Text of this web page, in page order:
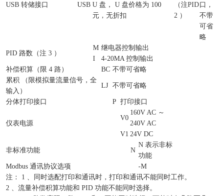
USB 转储接口 USB U 盘， U 盘价格为 100
元，无折扣
（注
2 ）
PID 口，
不带
可省
略
PID 路数（注 3 ）
M 继电器控制输出
I
4-20MA 控制输出
补偿积算（限 4 路）
BC 不带可省略
累积 （限模拟量流量信号，全
输入）
LJ 不带可省略
分体打印接口 P 打印接口
仪表电源
V0
160V AC ～
240V AC
V1 24V DC
非标准功能 N
N 表示非标
功能
Modbus 通讯协议选项
-M
注： 1 、同时选配打印和通讯时，打印和通讯不能同时工作。
2 、流量补偿积算功能和 PID 功能不能同时选择。